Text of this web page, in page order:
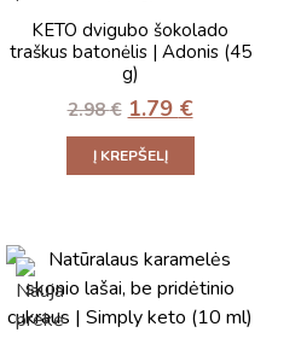
KETO dvigubo šokolado
traškus batonėlis | Adonis (45
g)
2.98€ 1.79 €
Į KREPŠELĮ